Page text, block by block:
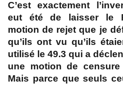
C’est exactement
eut été de laisser le
motion de rejet que je
qu’ils ont vu qu’ils
utilisé le 49.3 qui a
une motion de
Mais parce que seuls